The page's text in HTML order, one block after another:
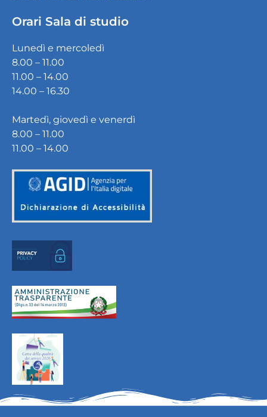
Orari Sala di studio
Lunedì e mercoledì
8.00 – 11.00
11.00 – 14.00
14.00 – 16.30
Martedì, giovedì e venerdì
8.00 – 11.00
11.00 – 14.00